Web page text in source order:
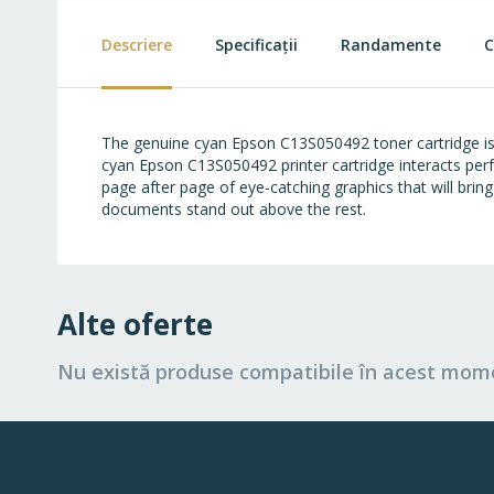
images
Descriere
The genuine cyan Epson C13S050492 toner
cyan Epson C13S050492 printer cartridge interacts
page after page of eye-catching graphics that will
documents stand out above the rest.
Specificații Randamente
Alte oferte
Nu există produse compatibile în acest